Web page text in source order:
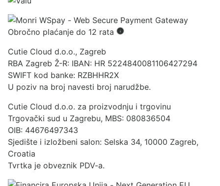
Obročno plaćanje do 12 rata
Cutie Cloud d.o.o., Zagreb
RBA Zagreb Ž-R: IBAN: HR 5224840081106427294
SWIFT kod banke: RZBHHR2X
U poziv na broj navesti broj narudžbe.
Cutie Cloud d.o.o. za proizvodnju i trgovinu
Trgovački sud u Zagrebu, MBS: 080836504
OIB: 44676497343
Sjedište i izložbeni salon: Selska 34, 10000 Zagreb,
Croatia
Tvrtka je obveznik PDV-a.